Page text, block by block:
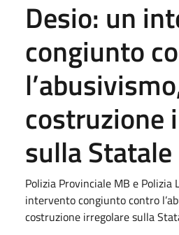
Desio: un
congiunto
costruzione
sulla
Polizia Provinciale MB e Polizia
intervento congiunto contro
costruzione irregolare sulla